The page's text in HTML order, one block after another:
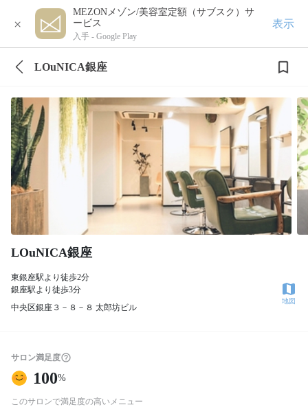
×
MEZONメゾン/美容室定額（サブスク）サ
ービス
入手 - Google Play
表示
LOuNICA銀座
LOuNICA銀座
東銀座駅より徒歩2分
銀座駅より徒歩3分
中央区銀座３－８－８ 太郎坊ビル
地図
サロン満足度
100%
このサロンで満足度の高いメニュー